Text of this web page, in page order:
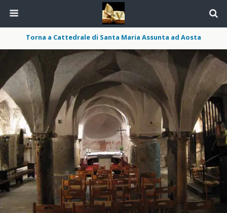
Torna a Cattedrale di Santa Maria Assunta ad Aosta